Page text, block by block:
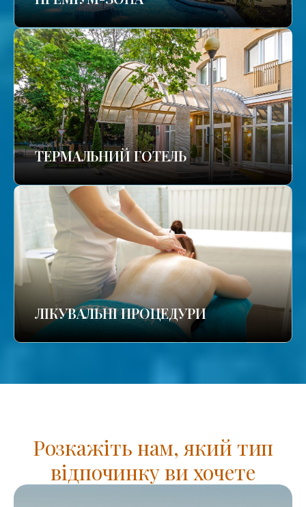
ТЕРМАЛЬНИЙ ГОТЕЛЬ
ЛІКУВАЛЬНІ ПРОЦЕДУРИ
Розкажіть нам, який тип
відпочинку ви хочете